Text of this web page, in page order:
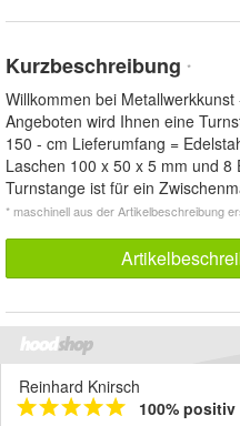
Kurzbeschreibung *
Willkommen bei
Angeboten wird Ihnen eine
150 - cm Lieferumfang =
Laschen 100 x 50 x 5 mm und
Turnstange ist für ein
* maschinell aus der Artikelbeschreibung
Reinhard Knirsch
100% positiv